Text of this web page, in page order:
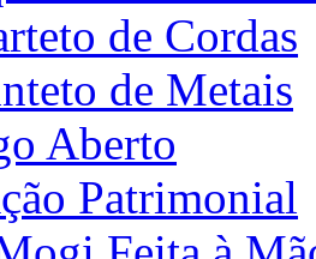
de Cordas
de Metais
Aberto
Patrimonial